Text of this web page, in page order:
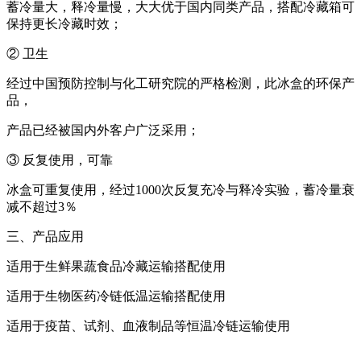
蓄冷量大，释冷量慢，大大优于国内同类产品，搭配冷藏箱可
保持更长冷藏时效；
② 卫生
经过中国预防控制与化工研究院的严格检测，此冰盒的环保产
品，
产品已经被国内外客户广泛采用；
③ 反复使用，可靠
冰盒可重复使用，经过1000次反复充冷与释冷实验，蓄冷量衰
减不超过3％
三、产品应用
适用于生鲜果蔬食品冷藏运输搭配使用
适用于生物医药冷链低温运输搭配使用
适用于疫苗、试剂、血液制品等恒温冷链运输使用